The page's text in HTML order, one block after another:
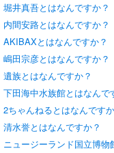
堀井真吾とはなんですか？
内間安路とはなんですか？
AKIBAXとはなんですか？
嶋田宗彦とはなんですか？
遺族とはなんですか？
下田海中水族館とはなんで
2ちゃんねるとはなんです
清水誉とはなんですか？
ニュージーランド国立博